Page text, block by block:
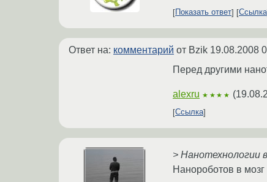
Показать ответ
Ссылка
Ответ на: комментарий от Bzik 19.08.2008
Перед другими
alexru ★★★★ (
Ссылка
> Нанотехнологии
Нанороботов в